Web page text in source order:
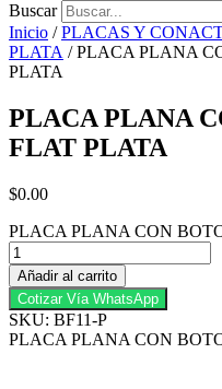
Buscar
Inicio /PLACAS Y
PLATA / PLACA PLANA
PLATA
PLACA PLANA
FLAT PLATA
$0.00
PLACA PLANA CON
Añadir al carrito
Cotizar Vía WhatsApp
SKU: BF11-P
PLACA PLANA CON